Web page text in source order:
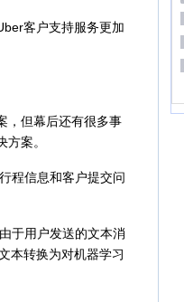
客户支持服务更加
但幕后还有很多事
案。
程信息和客户提交问
于用户发送的文本消
本转换为对机器学习